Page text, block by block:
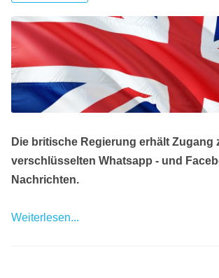
Die britische Regierung erhält Zugang
verschlüsselten Whatsapp - und
Nachrichten.
Weiterlesen...